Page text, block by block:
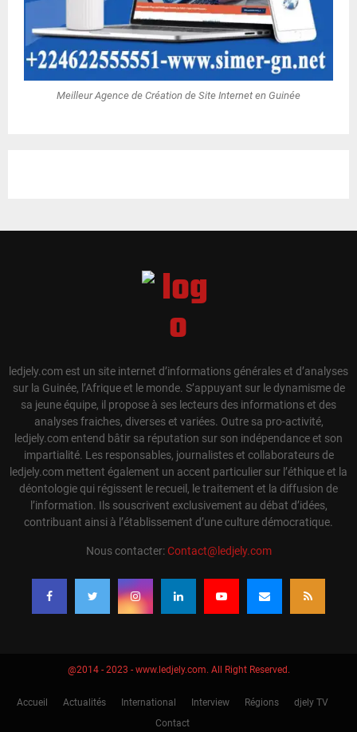
Meilleur Agence de Création de Site Internet en Guinée
ledjely.com est un site internet d’informations générales et d’analyses
sur la Guinée, l’Afrique et le monde. S’appuyant sur le dynamisme de
sa jeune équipe, il propose à ses lecteurs des informations et des
analyses fraiches, diverses et variées. Outre sa pro-activité,
ledjely.com entend bâtir sa réputation sur son indépendance et son
impartialité. Les responsables, journalistes et collaborateurs de
ledjely.com mettent également un accent particulier sur l’éthique et la
déontologie qui régissent le recueil, le traitement et la diffusion de
l’information. Ils souscrivent exclusivement au débat d’idées,
contribuant ainsi à l’établissement d’une culture démocratique.
Nous contacter:Contact@ledjely.com
@2014 - 2023 - www.ledjely.com. All Right Reserved.
Accueil Actualités International Interview Régions
djely TV
Contact